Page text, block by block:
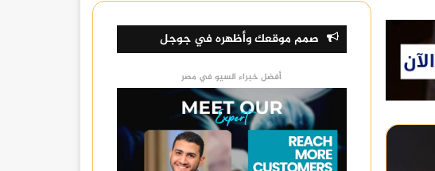
صمم موقعك وأظهره في جوجل
أفضل خبراء السيو في مصر